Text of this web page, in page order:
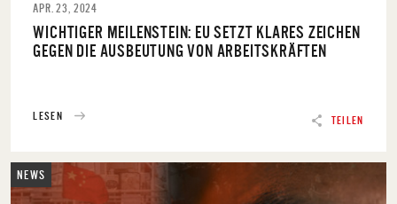
TEILEN
APR. 23, 2024
WICHTIGER MEILENSTEIN: EU SETZT KLARES ZEICHEN
GEGEN DIE AUSBEUTUNG VON ARBEITSKRÄFTEN
LESEN
NEWS